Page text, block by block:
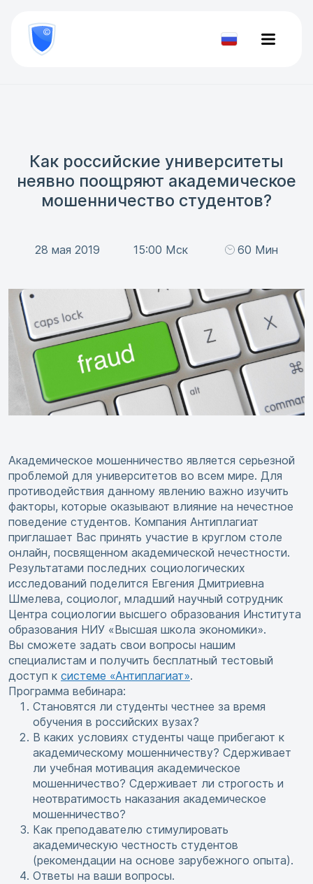
800
777-
81-Проверить
Как российские университеты
неявно поощряют академическое
мошенничество студентов?
28 мая 2019 15:00 Мск 60 Мин
Академическое мошенничество является серьезной
проблемой для университетов во всем мире. Для
противодействия данному явлению важно изучить
факторы, которые оказывают влияние на нечестное
поведение студентов. Компания Антиплагиат
приглашает Вас принять участие в круглом столе
онлайн, посвященном академической нечестности.
Результатами последних социологических
исследований поделится Евгения Дмитриевна
Шмелева, социолог, младший научный сотрудник
Центра социологии высшего образования Института
образования НИУ «Высшая школа экономики».
Вы сможете задать свои вопросы нашим
специалистам и получить бесплатный тестовый
доступ к системе «Антиплагиат».
Программа вебинара:
Становятся ли студенты честнее за время
обучения в российских вузах?
В каких условиях студенты чаще прибегают к
академическому мошенничеству? Сдерживает
ли учебная мотивация академическое
мошенничество? Сдерживает ли строгость и
неотвратимость наказания академическое
мошенничество?
Как преподавателю стимулировать
академическую честность студентов
(рекомендации на основе зарубежного опыта).
Ответы на ваши вопросы.